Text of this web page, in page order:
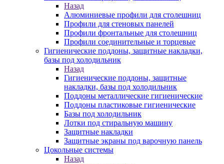
Назад
Алюминиевые профили для столешниц
Профили для стеновых панелей
Профили фронтальные для столешниц
Профили соединительные и торцевые
Гигиенические поддоны, защитные накладки,
базы под холодильник
Назад
Гигиенические поддоны, защитные
накладки, базы под холодильник
Поддоны металлические гигиенические
Поддоны пластиковые гигиенические
Базы под холодильник
Лотки под стиральную машину
Защитные накладки
Защитные экраны под варочную панель
Цокольные системы
Назад